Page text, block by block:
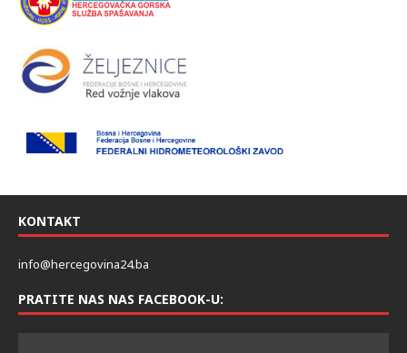
KONTAKT
info@hercegovina24.ba
PRATITE NAS NAS FACEBOOK-U: